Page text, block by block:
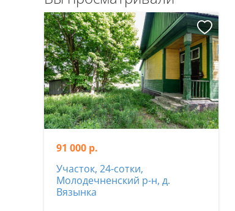
91 000 р.
Участок, 24-сотки,
Молодечненский р-н, д.
Вязынка